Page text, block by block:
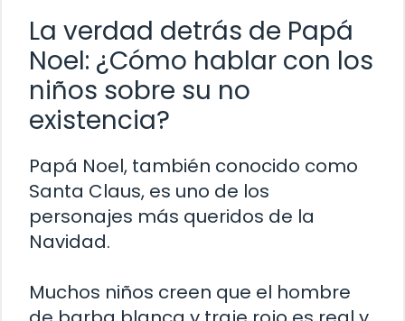
La verdad detrás de Papá
Noel: ¿Cómo hablar con los
niños sobre su no
existencia?
Papá Noel, también conocido como
Santa Claus, es uno de los
personajes más queridos de la
Navidad.
Muchos niños creen que el hombre